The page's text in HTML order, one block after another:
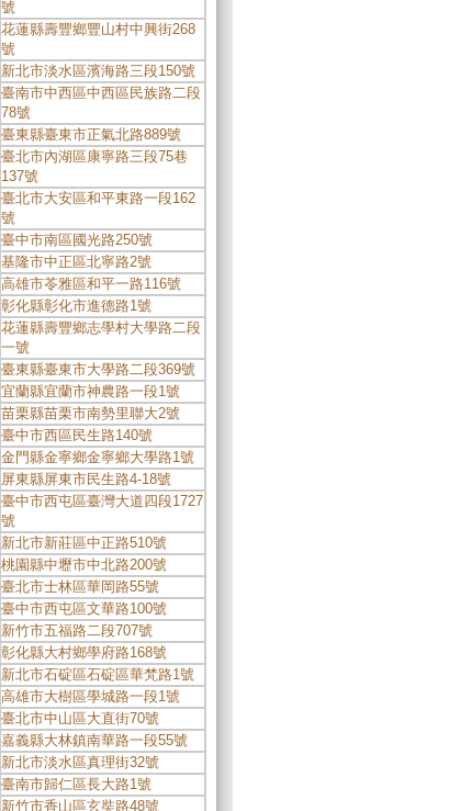
號
花蓮縣壽豐鄉豐山村中興街268
號
新北市淡水區濱海路三段150號
臺南市中西區中西區民族路二段
78號
臺東縣臺東市正氣北路889號
臺北市內湖區康寧路三段75巷
137號
臺北市大安區和平東路一段162
號
臺中市南區國光路250號
基隆市中正區北寧路2號
高雄市苓雅區和平一路116號
彰化縣彰化市進德路1號
花蓮縣壽豐鄉志學村大學路二段
一號
臺東縣臺東市大學路二段369號
宜蘭縣宜蘭市神農路一段1號
苗栗縣苗栗市南勢里聯大2號
臺中市西區民生路140號
金門縣金寧鄉金寧鄉大學路1號
屏東縣屏東市民生路4-18號
臺中市西屯區臺灣大道四段1727
號
新北市新莊區中正路510號
桃園縣中壢市中北路200號
臺北市士林區華岡路55號
臺中市西屯區文華路100號
新竹市五福路二段707號
彰化縣大村鄉學府路168號
新北市石碇區石碇區華梵路1號
高雄市大樹區學城路一段1號
臺北市中山區大直街70號
嘉義縣大林鎮南華路一段55號
新北市淡水區真理街32號
臺南市歸仁區長大路1號
新竹市香山區玄奘路48號